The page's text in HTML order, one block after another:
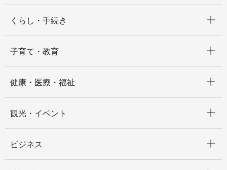
くらし・手続き
子育て・教育
健康・医療・福祉
観光・イベント
ビジネス